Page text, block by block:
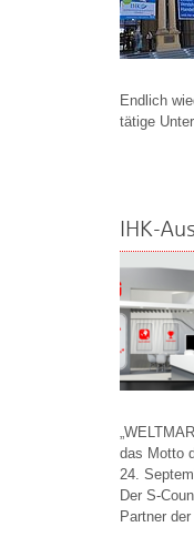
Endlich
tätige
IHK-
das Motto
24.
Der S-
Partner